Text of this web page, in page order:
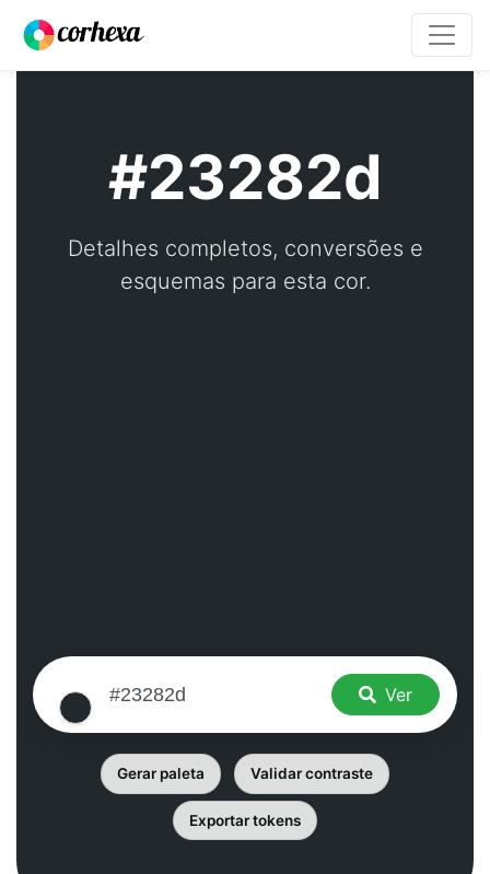
#23282d
Detalhes completos, conversões e
esquemas para esta cor.
Ver
Gerar paleta Validar contraste
Exportar tokens